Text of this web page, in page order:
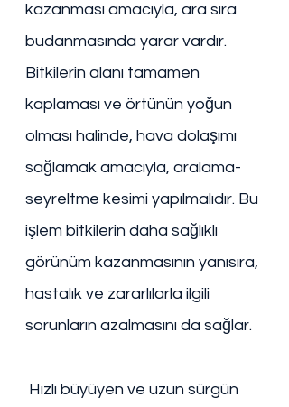
kazanması amacıyla, ara sıra
budanmasında yarar vardır.
Bitkilerin alanı tamamen
kaplaması ve örtünün yoğun
olması halinde, hava dolaşımı
sağlamak amacıyla, aralama-
seyreltme kesimi yapılmalıdır. Bu
işlem bitkilerin daha sağlıklı
görünüm kazanmasının yanısıra,
hastalık ve zararlılarla ilgili
sorunların azalmasını da sağlar.